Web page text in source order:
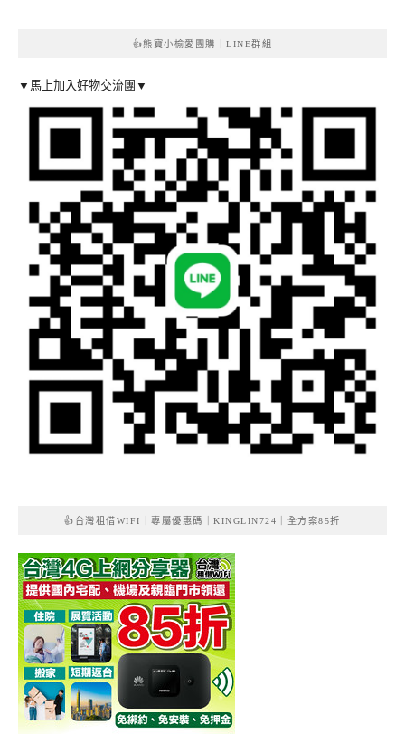
👍熊寶小榆愛團購｜LINE群組
▼馬上加入好物交流團▼
👍台灣租借WIFI｜專屬優惠碼｜KINGLIN724｜全方案85折